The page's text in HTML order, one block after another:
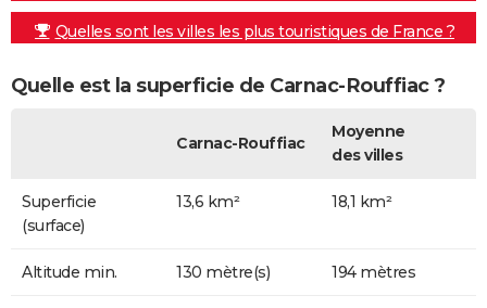
Quelles sont les villes les plus touristiques de France ?
Quelle est la superficie de Carnac-Rouffiac ?
Carnac-Rouffiac
Moyenne
des villes
Superficie
(surface)
13,6 km² 18,1 km²
Altitude min. 130 mètre(s) 194 mètres